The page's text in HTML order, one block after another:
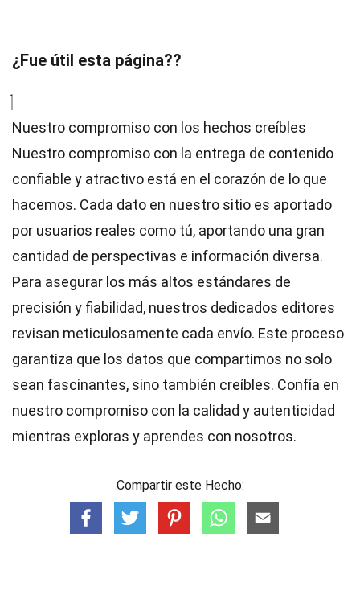
¿Fue útil esta página??
Nuestro compromiso con los hechos creíbles
Nuestro compromiso con la entrega de contenido
confiable y atractivo está en el corazón de lo que
hacemos. Cada dato en nuestro sitio es aportado
por usuarios reales como tú, aportando una gran
cantidad de perspectivas e información diversa.
Para asegurar los más altos estándares de
precisión y fiabilidad, nuestros dedicados editores
revisan meticulosamente cada envío. Este proceso
garantiza que los datos que compartimos no solo
sean fascinantes, sino también creíbles. Confía en
nuestro compromiso con la calidad y autenticidad
mientras exploras y aprendes con nosotros.
Compartir este Hecho: